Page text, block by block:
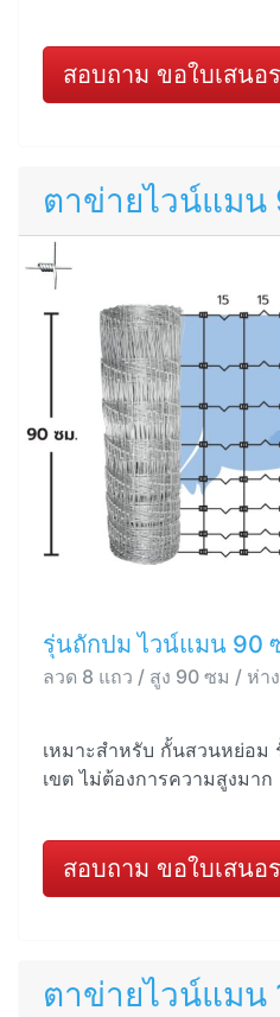
สอบถาม ขอใบเสนอ
ตาข่ายไวน์แมน
รุ่นถักปม ไวน์แมน 90
ลวด 8 แถว / สูง 90 ซม / ห่า
เหมาะสำหรับ กั้นสวนหย่อม
เขต ไม่ต้องการความสูงมาก
สอบถาม ขอใบเสนอ
ตาข่ายไวน์แมน